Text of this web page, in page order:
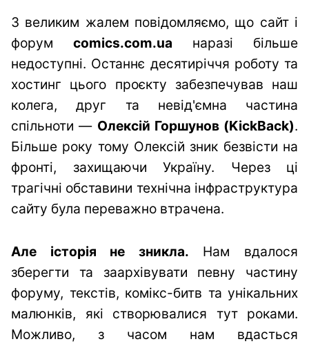
З великим жалем повідомляємо, що сайт і
форум comics.com.ua наразі більше
недоступні. Останнє десятиріччя роботу та
хостинг цього проєкту забезпечував наш
колега, друг та невід'ємна частина
спільноти — Олексій Горшунов (KickBack).
Більше року тому Олексій зник безвісти на
фронті, захищаючи Україну. Через ці
трагічні обставини технічна інфраструктура
сайту була переважно втрачена.
Але історія не зникла. Нам вдалося
зберегти та заархівувати певну частину
форуму, текстів, комікс-битв та унікальних
малюнків, які створювалися тут роками.
Можливо, з часом нам вдасться